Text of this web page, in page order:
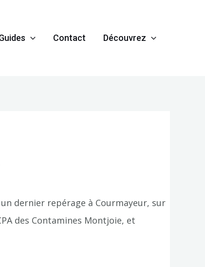
Contact Découvrez
dernier repérage à Courmayeur, sur
des Contamines Montjoie, et